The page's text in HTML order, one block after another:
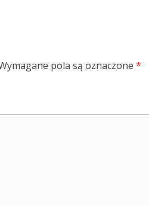
pola są oznaczone *